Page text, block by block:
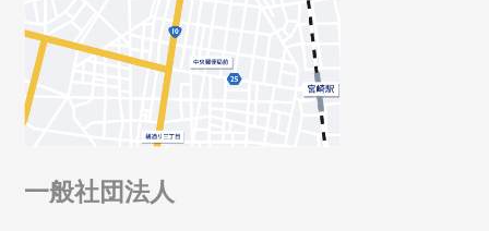
一般社団法人